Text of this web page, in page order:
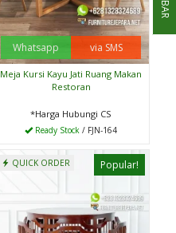
Whatsapp via SMS
Meja Kursi Kayu Jati Ruang Makan
Restoran
*Harga Hubungi CS
Ready Stock / FJN-164
Popular!
QUICK ORDER